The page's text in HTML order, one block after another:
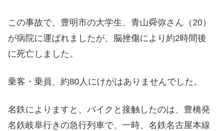
この事故で、豊明市の大学生、青山舜弥さん（20）
が病院に運ばれましたが、脳挫傷により約2時間後
に死亡しました。
乗客・乗員、約80人にけがはありませんでした。
名鉄によりますと、バイクと接触したのは、豊橋発
名鉄岐阜行きの急行列車で、一時、名鉄名古屋本線